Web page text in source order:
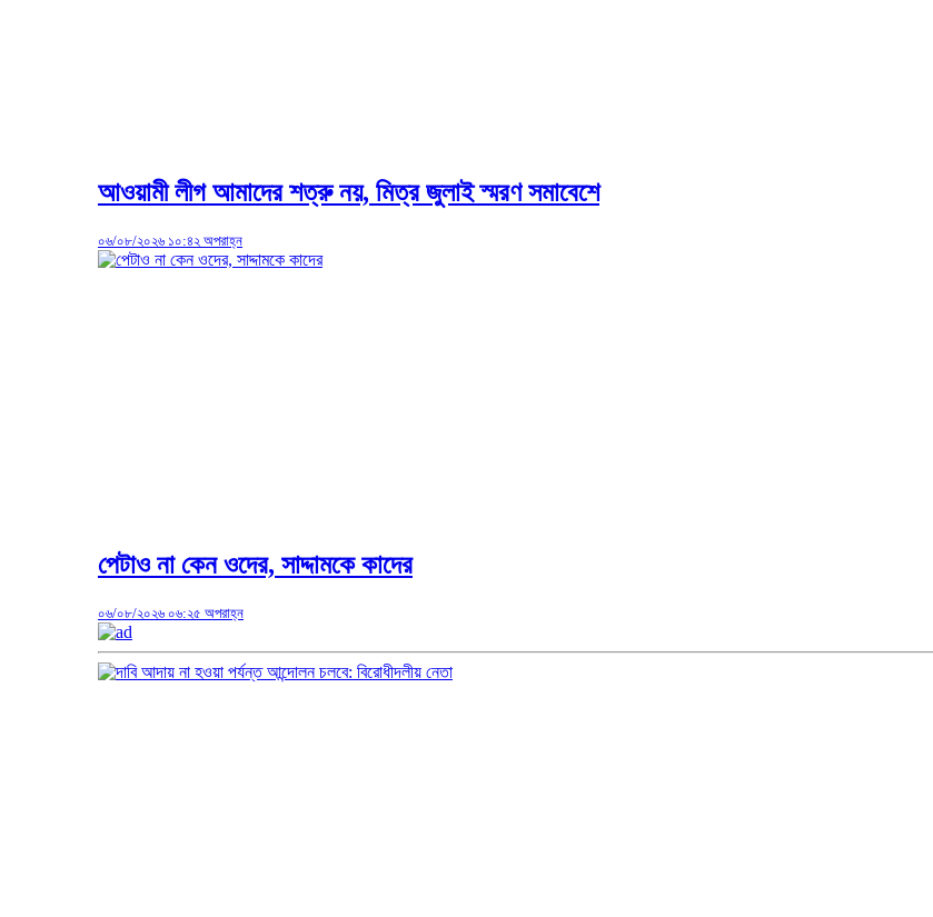
আওয়ামী লীগ আমাদের শত্রু নয়, মিত্র জুলাই স্মরণ সমাবেশে
০৬/০৮/২০২৬ ১০:৪২ অপরাহ্ন
পেটাও না কেন ওদের, সাদ্দামকে কাদের
০৬/০৮/২০২৬ ০৬:২৫ অপরাহ্ন